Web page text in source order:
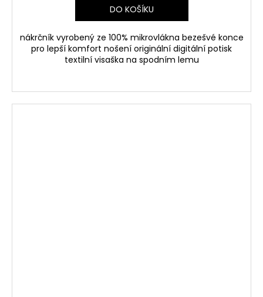
DO KOŠÍKU
nákrčník vyrobený ze 100% mikrovlákna bezešvé konce
pro lepší komfort nošení originální digitální potisk
textilní visaška na spodním lemu